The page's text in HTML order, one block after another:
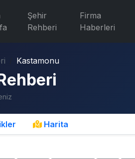
Şehir
Rehberi
Firma
Haberleri
Kastamonu
Harita